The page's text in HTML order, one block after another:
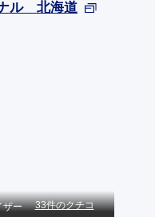
ル 北海道
33件のクチコ